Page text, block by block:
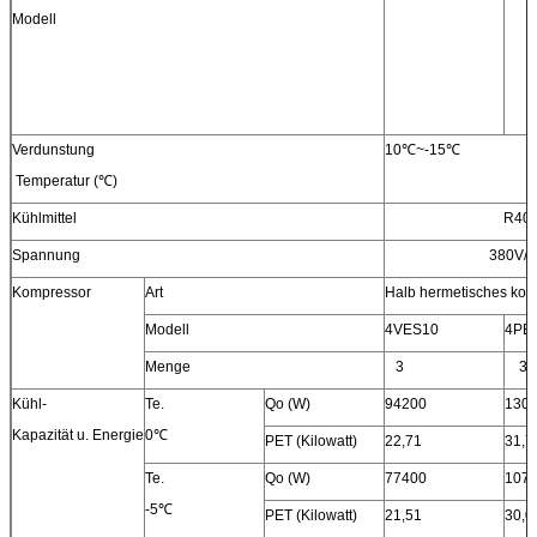
Gesamt
Modell
Verdunstung
Temperatur (℃)
10℃~-15℃
Kühlmittel
Spannung 380V/
Kompressor Art Halb hermetisches
Modell 4VES10
Menge 3 3
Kühl-
Kapazität u. Energie
Te.
0℃
Qo (W) 94200
PET (Kilowatt) 22,71
Te.
-5℃
Qo (W) 77400
PET (Kilowatt) 21,51